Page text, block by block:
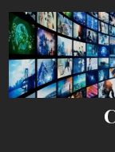
to
content